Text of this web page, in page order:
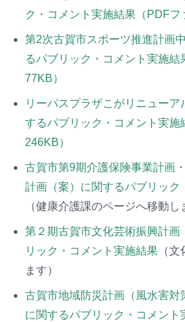
ク・コメント実施結果（PDFフ
第2次古賀市スポーツ推進計画
るパブリック・コメント実施結
77KB）
リーパスプラザこがリニューア
するパブリック・コメント実施
246KB）
古賀市第9期介護保険事業計画
計画（案）に関するパブリック
（健康介護課のページへ移動し
第２期古賀市文化芸術振興計画
リック・コメント実施結果 （
ます）
古賀市地域防災計画（風水害対
に関するパブリック・コメント